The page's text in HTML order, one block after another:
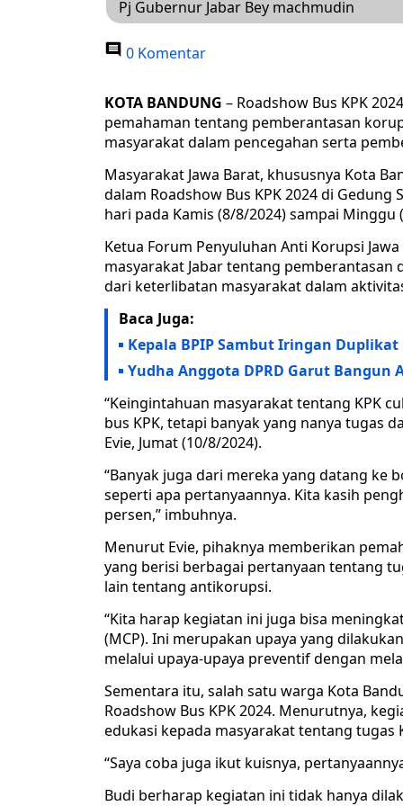
Pj Gubernur Jabar Bey machmudin
0 Komentar
KOTA BANDUNG – Roadshow Bus KPK
pemahaman tentang pemberantasan
masyarakat dalam pencegahan serta
Masyarakat Jawa Barat, khususnya Kota
dalam Roadshow Bus KPK 2024 di
hari pada Kamis (8/8/2024) sampai Minggu
Ketua Forum Penyuluhan Anti Korupsi
masyarakat Jabar tentang
dari keterlibatan masyarakat dalam
Baca Juga:
Kepala BPIP Sambut Iringan
Yudha Anggota DPRD Garut
“Keingintahuan masyarakat tentang KPK
bus KPK, tetapi banyak yang nanya tugas
Evie, Jumat (10/8/2024).
“Banyak juga dari mereka yang datang ke
seperti apa pertanyaannya. Kita kasih
persen,” imbuhnya.
Menurut Evie, pihaknya memberikan
yang berisi berbagai pertanyaan tentang
lain tentang antikorupsi.
“Kita harap kegiatan ini juga bisa
(MCP). Ini merupakan upaya yang
melalui upaya-upaya preventif dengan
Sementara itu, salah satu warga Kota
Roadshow Bus KPK 2024. Menurutnya,
edukasi kepada masyarakat tentang tugas
“Saya coba juga ikut kuisnya,
Budi berharap kegiatan ini tidak hanya